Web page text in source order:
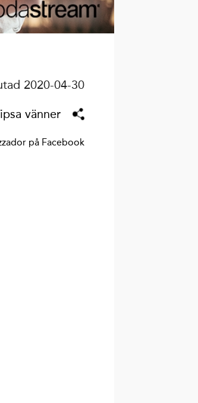
2020-04-30
vänner
på Facebook